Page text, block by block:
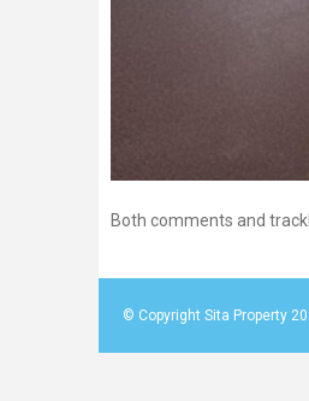
Both comments and
© Copyright Sita Property